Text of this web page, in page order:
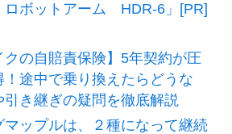
ロボットアーム HDR-6」[PR]
クの自賠責保険】5年契約が圧
！途中で乗り換えたらどうな
引き継ぎの疑問を徹底解説
マップルは、２種になって継続